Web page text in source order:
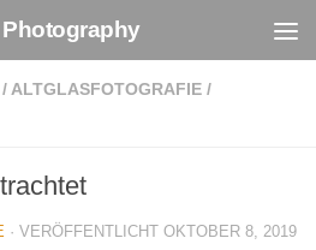
/ ALTGLASFOTOGRAFIE /
· VERÖFFENTLICHT OKTOBER 8, 2019